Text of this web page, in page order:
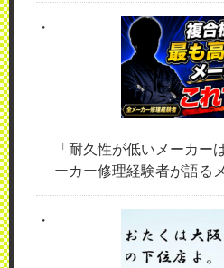
「耐久性が低いメーカー
ーカー修理経験者が語る